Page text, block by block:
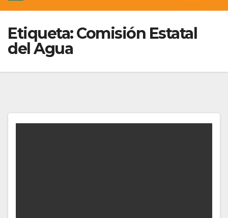
Etiqueta:Comisión Estatal
del Agua